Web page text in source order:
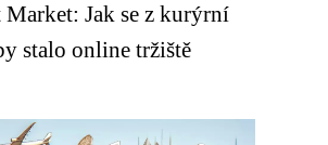
Jak se z kurýrní
stalo online tržiště